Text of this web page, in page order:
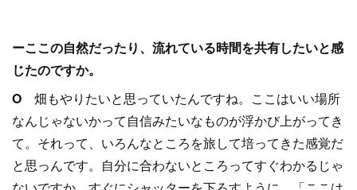
ーここの自然だったり、流れている時間を共有したいと感
じたのですか。
O 畑もやりたいと思っていたんですね。ここはいい場所
なんじゃないかって自信みたいなものが浮かび上がってき
て。それって、いろんなところを旅して培ってきた感覚だ
と思っんです。自分に合わないところってすぐわかるじゃ